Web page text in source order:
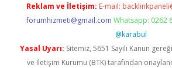
Reklam ve İletişim: E-mail:
forumhizmeti@gmail.com Whatsapp: 0262
@karabul
Yasal Uyarı: Sitemiz, 5651 Sayılı Kanun
ve İletişim Kurumu (BTK) tarafından